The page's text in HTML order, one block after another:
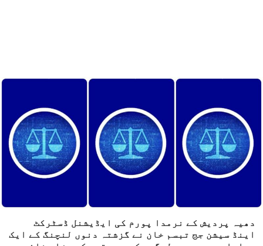
دھیہ پردیش کے نرمدا پورم کی ایڈیشنل ڈسٹرکٹ
اینڈ سیشن جج تبسم خان نے گزشتہ دنوں لنچنگ کے ایک